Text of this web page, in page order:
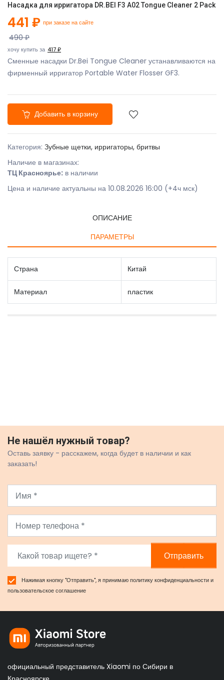
Насадка для ирригатора DR.BEI F3 A02 Tongue Cleaner 2 Pack
441 ₽ при заказе на сайте
490 ₽
хочу купить за 417 ₽
Сменные насадки Dr.Bei Tongue Cleaner устанавливаются на
фирменный ирригатор Portable Water Flosser GF3.
Добавить в корзину
Категория: Зубные щетки, ирригаторы, бритвы
Наличие в магазинах:
ТЦ Красноярье: в наличии
Цена и наличие актуальны на 10.08.2026 16:00 (+4ч мск)
ОПИСАНИЕ
ПАРАМЕТРЫ
Страна Китай
Материал пластик
Не нашёл нужный товар?
Оставь заявку - расскажем, когда будет в наличии и как
заказать!
Отправить
Нажимая кнопку "Отправить", я принимаюполитику конфиденциальностии
пользовательское соглашение
официальный представитель Xiaomi по Сибири в